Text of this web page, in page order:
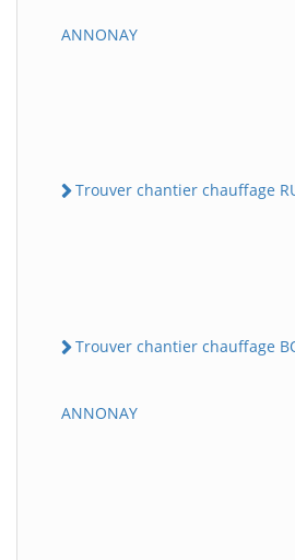
ANNONAY
Trouver chantier chauffage
Trouver chantier chauffage
ANNONAY